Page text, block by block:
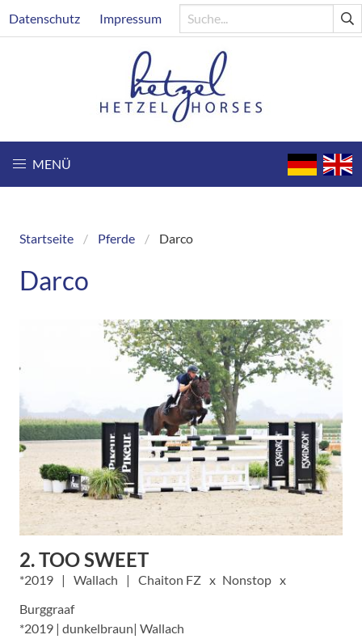
zum
Header
Datenschutz Impressum
MENÜ
Breadcrumb
Startseite Pferde Darco
Darco
2. TOO SWEET
2019 Wallach Chaiton FZ
Nonstop
Burggraaf
*2019 | dunkelbraun| Wallach